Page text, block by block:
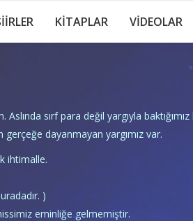
KİTAPLAR VİDEOLAR
sırf para değil yargıyla
dayanmayan yargımız var.
ihtimalle.
)
eminliğe gelmemiştir.